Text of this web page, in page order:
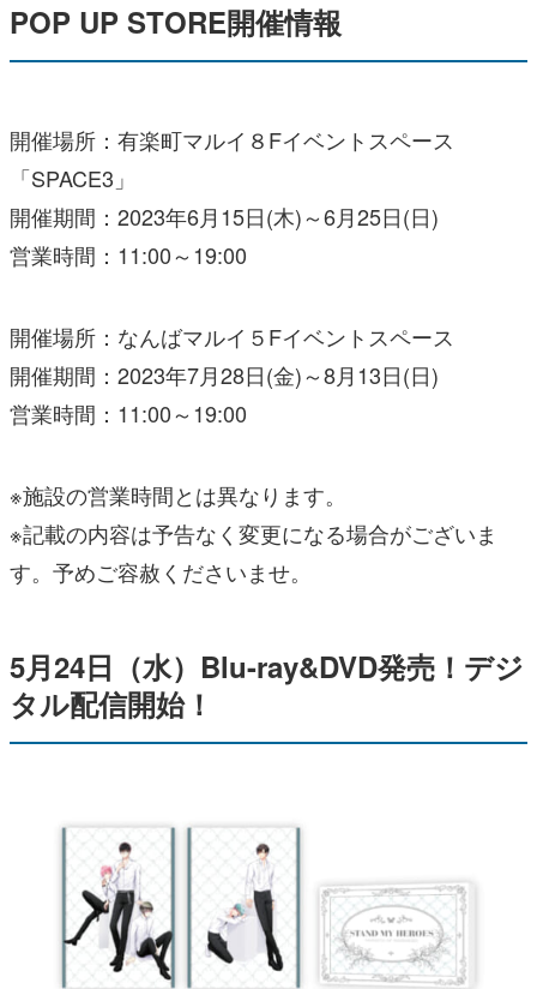
POP UP STORE開催情報
開催場所：有楽町マルイ８Fイベントスペース
「SPACE3」
開催期間：2023年6月15日(木)～6月25日(日)
営業時間：11:00～19:00
開催場所：なんばマルイ５Fイベントスペース
開催期間：2023年7月28日(金)～8月13日(日)
営業時間：11:00～19:00
※施設の営業時間とは異なります。
※記載の内容は予告なく変更になる場合がございま
す。予めご容赦くださいませ。
5月24日（水）Blu-ray&DVD発売！デジ
タル配信開始！